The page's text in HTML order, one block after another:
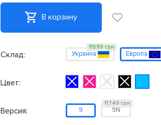
В корзину
Склад: Украина
11599 грн
Европа
Цвет:
Версия: 9 9N
11749 грн